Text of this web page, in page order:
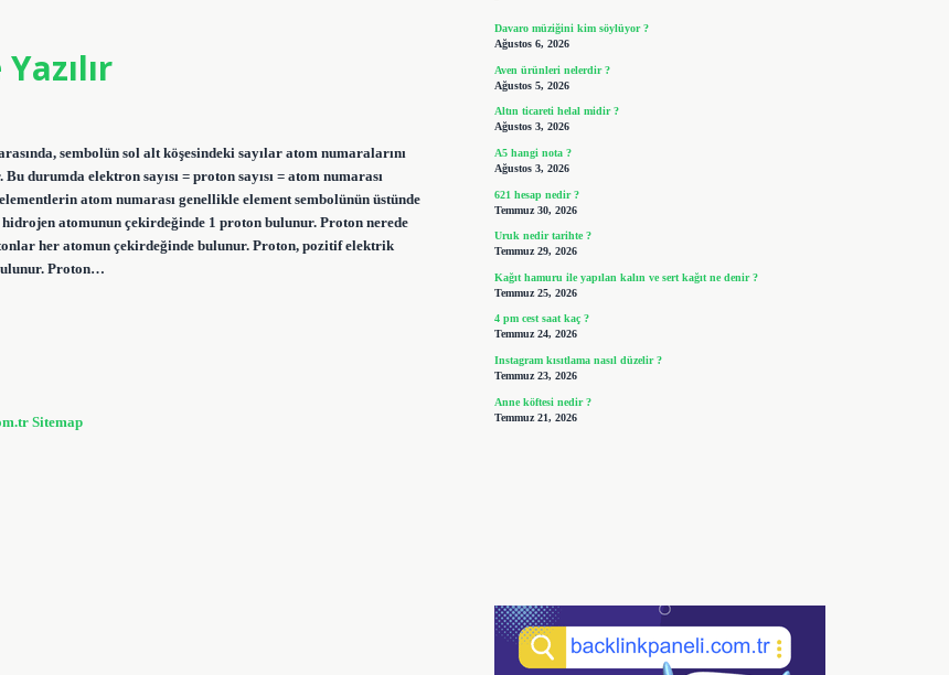
sembolün sol alt köşesindeki sayılar atom numaralarını
durumda elektron sayısı = proton sayısı = atom numarası
atom numarası genellikle element sembolünün üstünde
atomunun çekirdeğinde 1 proton bulunur. Proton nerede
her atomun çekirdeğinde bulunur. Proton, pozitif elektrik
Proton…
Sitemap
Davaro müziğini kim söylüyor ?
Ağustos 6, 2026
Aven ürünleri nelerdir ?
Ağustos 5, 2026
Altın ticareti helal midir ?
Ağustos 3, 2026
A5 hangi nota ?
Ağustos 3, 2026
621 hesap nedir ?
Temmuz 30, 2026
Uruk nedir tarihte ?
Temmuz 29, 2026
Kağıt hamuru ile yapılan kalın ve sert kağıt ne denir ?
Temmuz 25, 2026
4 pm cest saat kaç ?
Temmuz 24, 2026
Instagram kısıtlama nasıl düzelir ?
Temmuz 23, 2026
Anne köftesi nedir ?
Temmuz 21, 2026